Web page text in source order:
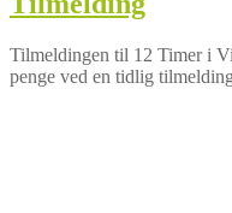
Tilmeldingen til 12 Timer i
penge ved en tidlig